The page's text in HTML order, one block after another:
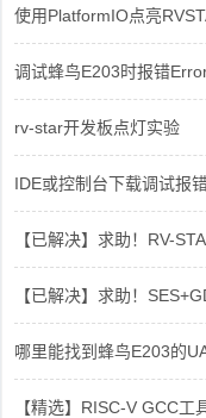
使用PlatformIO点亮
调试蜂鸟E203时报错
rv-star开发板点灯实验
IDE或控制台下载调试报
【已解决】求助！RV-
【已解决】求助！
哪里能找到蜂鸟E203的
【精选】RISC-V GCC